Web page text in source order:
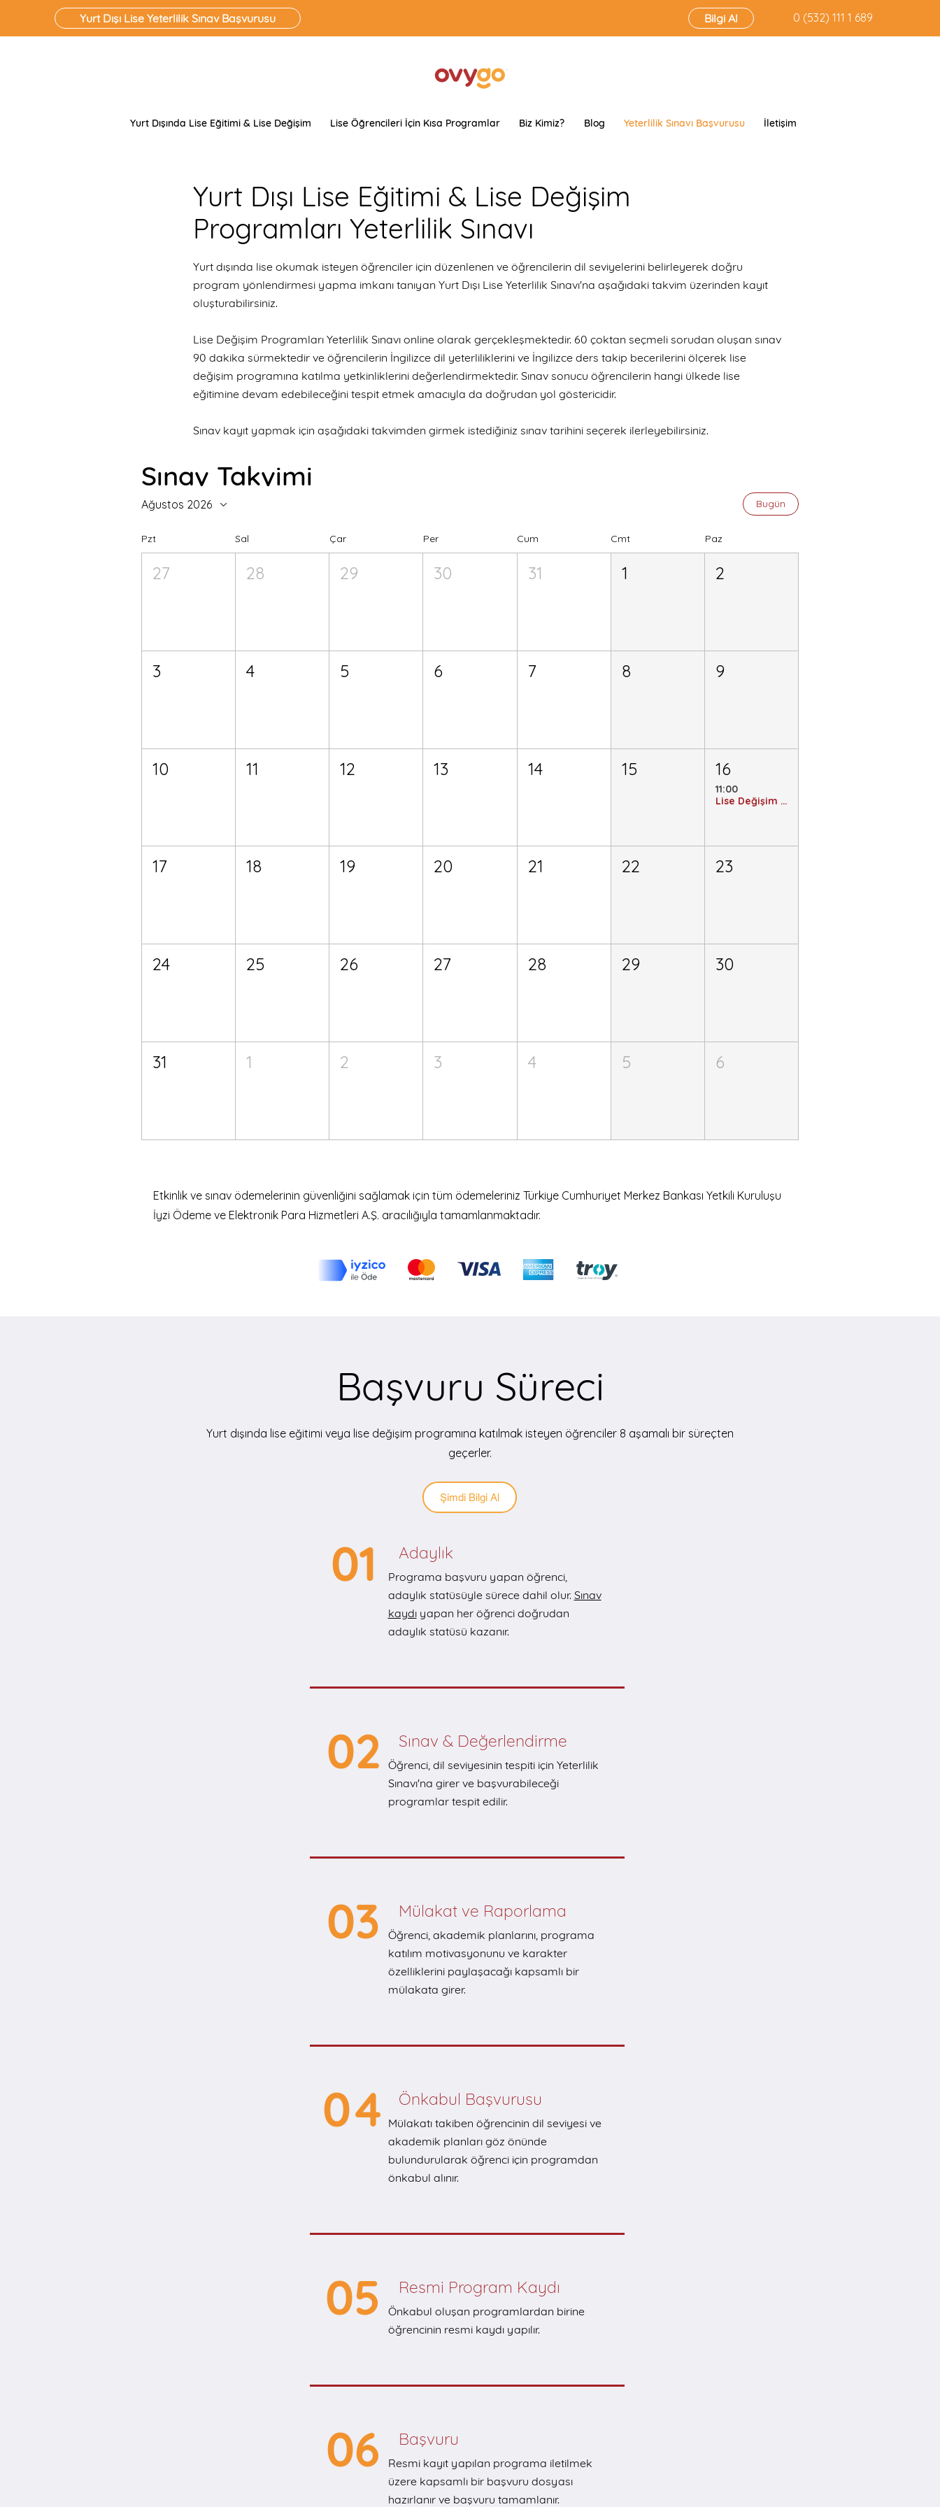
Yurt Dışı Lise Yeterlilik Sınav Başvurusu Bilgi Al ‭0 (532) 111 1 689‬
Yurt Dışında Lise Eğitimi & Lise Değişim Lise Öğrencileri İçin Kısa Programlar Biz Kimiz? Blog Yeterlilik Sınavı Başvurusu İletişim
Yurt Dışı Lise Eğitimi & Lise Değişim
Programları Yeterlilik Sınavı
Yurt dışında lise okumak isteyen öğrenciler için düzenlenen ve öğrencilerin dil seviyelerini belirleyerek doğru
program yönlendirmesi yapma imkanı tanıyan Yurt Dışı Lise Yeterlilik Sınavı'na aşağıdaki takvim üzerinden kayıt
oluşturabilirsiniz.
Lise Değişim Programları Yeterlilik Sınavı online olarak gerçekleşmektedir. 60 çoktan seçmeli sorudan oluşan sınav
90 dakika sürmektedir ve öğrencilerin İngilizce dil yeterliliklerini ve İngilizce ders takip becerilerini ölçerek lise
değişim programına katılma yetkinliklerini değerlendirmektedir. Sınav sonucu öğrencilerin hangi ülkede lise
eğitimine devam edebileceğini tespit etmek amacıyla da doğrudan yol göstericidir.
Sınav kayıt yapmak için aşağıdaki takvimden girmek istediğiniz sınav tarihini seçerek ilerleyebilirsiniz.
Sınav Takvimi
Ağustos 2026 Bugün
Pzt Sal Çar Per Cum Cmt Paz
27 28 29 30 31 1 2
3 4 5 6 7 8 9
10 11 12 13 14 15 16
11:00
Lise Değişim Programı Yeterlilik Sınavı - Online
17 18 19 20 21 22 23
24 25 26 27 28 29 30
31 1 2 3 4 5 6
Etkinlik ve sınav ödemelerinin güvenliğini sağlamak için tüm ödemeleriniz Türkiye Cumhuriyet Merkez Bankası Yetkili Kuruluşu
İyzi Ödeme ve Elektronik Para Hizmetleri A.Ş. aracılığıyla tamamlanmaktadır.
Başvuru Süreci
Yurt dışında lise eğitimi veya lise değişim programına katılmak isteyen öğrenciler 8 aşamalı bir süreçten
geçerler.
Şimdi Bilgi Al
01 Adaylık
Programa başvuru yapan öğrenci,
adaylık statüsüyle sürece dahil olur. Sınav
kaydıyapan her öğrenci doğrudan
adaylık statüsü kazanır.
02 Sınav & Değerlendirme
Öğrenci, dil seviyesinin tespiti için Yeterlilik
Sınavı'na girer ve başvurabileceği
programlar tespit edilir.
03 Mülakat ve Raporlama
Öğrenci, akademik planlarını, programa
katılım motivasyonunu ve karakter
özelliklerini paylaşacağı kapsamlı bir
mülakata girer.
04 Önkabul Başvurusu
Mülakatı takiben öğrencinin dil seviyesi ve
akademik planları göz önünde
bulundurularak öğrenci için programdan
önkabul alınır.
05 Resmi Program Kaydı
Önkabul oluşan programlardan birine
öğrencinin resmi kaydı yapılır.
06 Başvuru
Resmi kayıt yapılan programa iletilmek
üzere kapsamlı bir başvuru dosyası
hazırlanır ve başvuru tamamlanır.